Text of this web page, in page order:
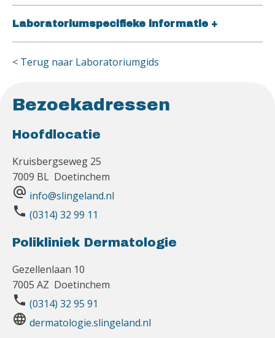
Laboratoriumspecifieke informatie +
< Terug naar Laboratoriumgids
Bezoekadressen
Hoofdlocatie
Kruisbergseweg 25
7009 BL Doetinchem
alternate_email info@slingeland.nl
phone (0314) 32 99 11
Polikliniek Dermatologie
Gezellenlaan 10
7005 AZ Doetinchem
phone (0314) 32 95 91
language dermatologie.slingeland.nl